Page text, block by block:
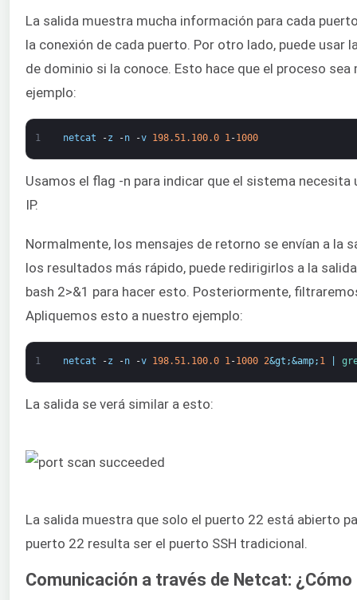
La salida muestra mucha información para cada
la conexión de cada puerto. Por otro lado, puede usar
de dominio si la conoce. Esto hace que el proceso
ejemplo:
1 netcat -z -n -v 198.51.100.0 1-1000
Usamos el flag -n para indicar que el sistema necesita
IP.
Normalmente, los mensajes de retorno se envían a la
los resultados más rápido, puede redirigirlos a la
bash 2>&1 para hacer esto. Posteriormente,
Apliquemos esto a nuestro ejemplo:
1 netcat -z -n -v 198.51.100.0 1-1000 2&gt;&amp; 1
La salida se verá similar a esto:
La salida muestra que solo el puerto 22 está abierto
puerto 22 resulta ser el puerto SSH tradicional.
Comunicación a través de Netcat: